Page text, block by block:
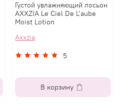
Густой увлажняющий лосьон
AXXZIA Le Ciel De L’aube
Moist Lotion
Axxzia
5
В корзину